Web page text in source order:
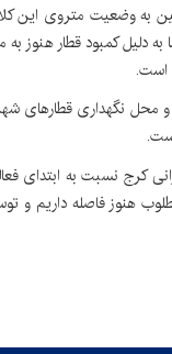
دلیل کمبود قطار هنوز
است.
و محل نگهداری
کرج نسبت به
هنوز فاصله داریم و